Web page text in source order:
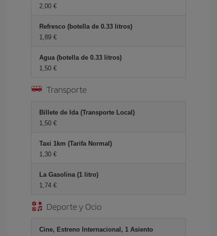
2,00 €
Refresco (botella de 0.33 litros)
1,89 €
Agua (botella de 0.33 litros)
1,50 €
Transporte
Billete de Ida (Transporte Local)
1,50 €
Taxi 1km (Tarifa Normal)
1,30 €
La Gasolina (1 litro)
1,74 €
Deporte y Ocio
Cine, Estreno Internacional, 1 Asiento